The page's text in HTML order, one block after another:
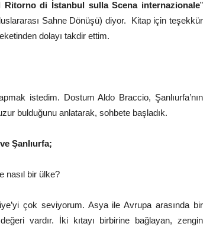
di İstanbul sulla Scena internazionale”
Sahne Dönüşü) diyor. Kitap için teşekkür
dolayı takdir ettim.
istedim. Dostum Aldo Braccio, Şanlıurfa’nın
bulduğunu anlatarak, sohbete başladık.
Şanlıurfa;
nasıl bir ülke?
çok seviyorum. Asya ile Avrupa arasında bir
vardır. İki kıtayı birbirine bağlayan, zengin